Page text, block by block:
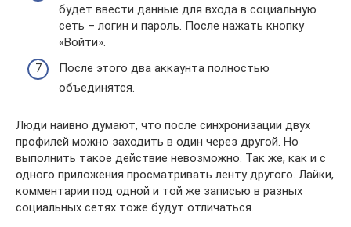
будет ввести данные для входа в социальную
сеть – логин и пароль. После нажать кнопку
«Войти».
После этого два аккаунта полностью
объединятся.
Люди наивно думают, что после синхронизации двух
профилей можно заходить в один через другой. Но
выполнить такое действие невозможно. Так же, как и с
одного приложения просматривать ленту другого. Лайки,
комментарии под одной и той же записью в разных
социальных сетях тоже будут отличаться.